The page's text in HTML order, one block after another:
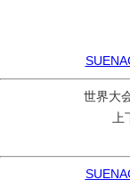
世界大